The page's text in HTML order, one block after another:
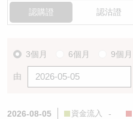
認購證 認沽證
3個月 6個月 9個月
由
2026-08-05 資金流入 -